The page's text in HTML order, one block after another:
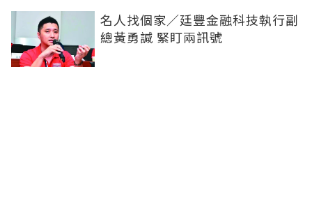
名人找個家／廷豐金融科技執行副
總黃勇諴 緊盯兩訊號